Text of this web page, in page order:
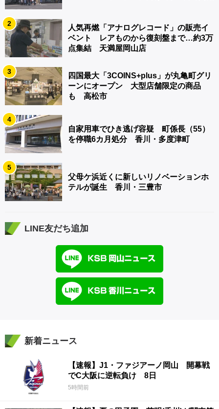
2
人気再燃「アナログレコード」の販売イ
ベント レアものから復刻盤まで…約3万
点集結 天満屋岡山店
3
四国最大「3COINS+plus」が丸亀町グリ
ーンにオープン 大型店舗限定の商品
も 高松市
4
自家用車でひき逃げ容疑 町係長（55）
を停職6カ月処分 香川・多度津町
5
父母ケ浜近くに新しいリノベーションホ
テルが誕生 香川・三豊市
LINE友だち追加
新着ニュース
【速報】J1・ファジアーノ岡山 開幕戦
でC大阪に逆転負け 8日
5時間前